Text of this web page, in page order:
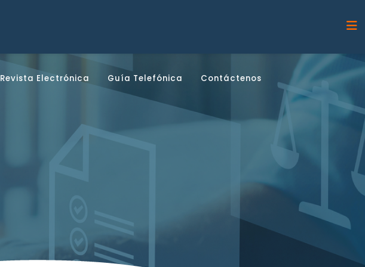
Revista Electrónica Guía Telefónica Contáctenos